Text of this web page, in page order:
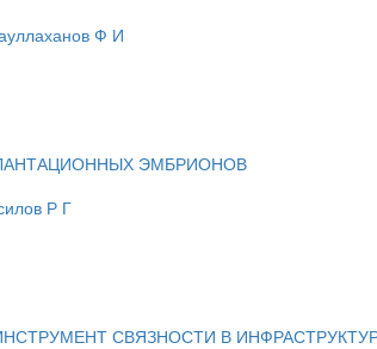
Ф И
ЭМБРИОНОВ
Р Г
СВЯЗНОСТИ В